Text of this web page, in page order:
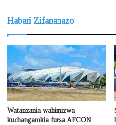
Habari Zifananazo
Watanzania wahimizwa
kuchangamkia fursa AFCON